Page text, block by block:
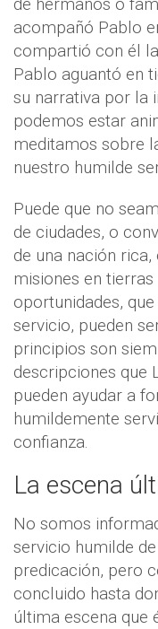
de hermanos o
acompañó Pablo
compartió con él
Pablo aguantó en
su narrativa por la
podemos estar
meditamos sobre
nuestro humilde
Puede que no
de ciudades, o
de una nación
misiones en
oportunidades,
servicio, pueden
principios son
descripciones que
pueden ayudar a
humildemente
confianza.
La escena
No somos
servicio humilde
predicación, pero
concluido hasta
última escena que